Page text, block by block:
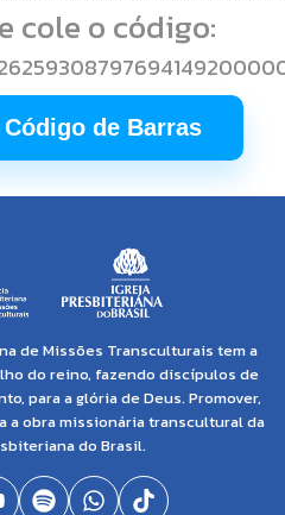
cole o código:
de Barras
de Missões Transculturais tem a
do reino, fazendo discípulos de
para a glória de Deus. Promover,
obra missionária transcultural da
do Brasil.